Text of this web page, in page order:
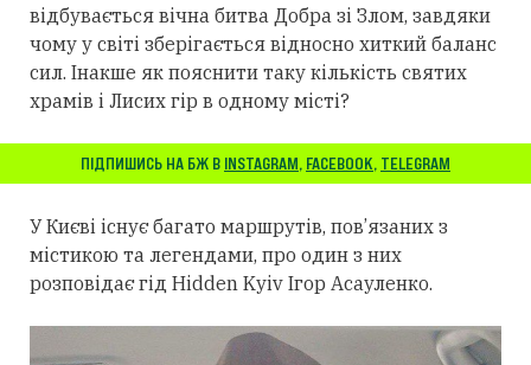
відбувається вічна битва Добра зі Злом, завдяки
чому у світі зберігається відносно хиткий баланс
сил. Інакше як пояснити таку кількість святих
храмів і Лисих гір в одному місті?
ПІДПИШИСЬ НА БЖ В INSTAGRAM, FACEBOOK, TELEGRAM
У Києві існує багато маршрутів, пов’язаних з
містикою та легендами, про один з них
розповідає гід Hidden Kyiv Ігор Асауленко.